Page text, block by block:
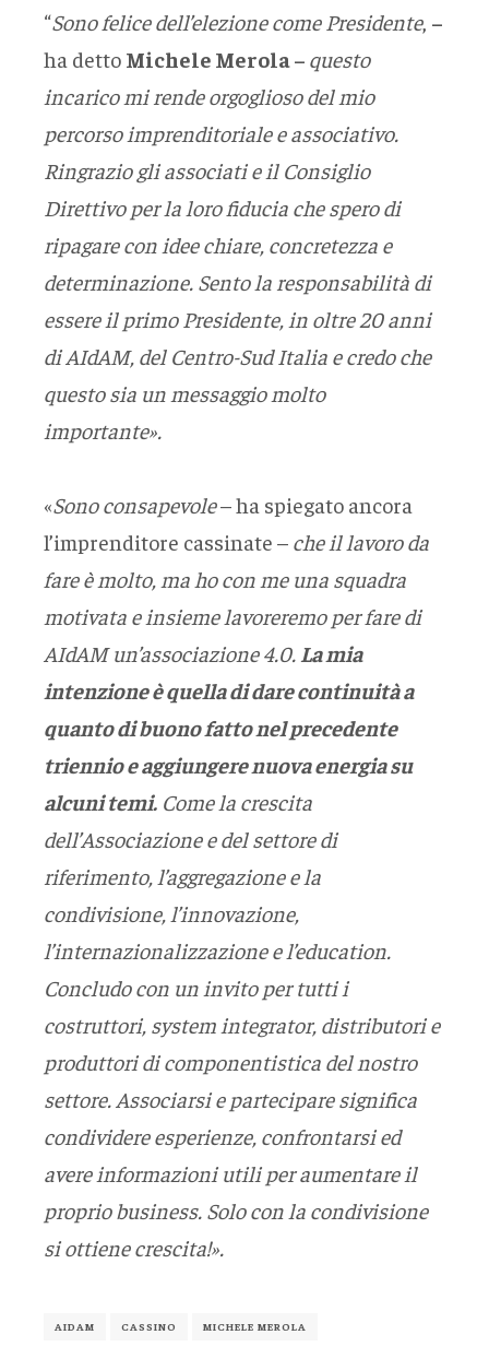
“Sono felice dell’elezione come Presidente, –
ha detto Michele Merola – questo
incarico mi rende orgoglioso del mio
percorso imprenditoriale e associativo.
Ringrazio gli associati e il Consiglio
Direttivo per la loro fiducia che spero di
ripagare con idee chiare, concretezza e
determinazione. Sento la responsabilità di
essere il primo Presidente, in oltre 20 anni
di AIdAM, del Centro-Sud Italia e credo che
questo sia un messaggio molto
importante».
«Sono consapevole– ha spiegato ancora
l’imprenditore cassinate – che il lavoro da
fare è molto, ma ho con me una squadra
motivata e insieme lavoreremo per fare di
AIdAM un’associazione 4.0. La mia
intenzione è quella di dare continuità a
quanto di buono fatto nel precedente
triennio e aggiungere nuova energia su
alcuni temi. Come la crescita
dell’Associazione e del settore di
riferimento, l’aggregazione e la
condivisione, l’innovazione,
l’internazionalizzazione e l’education.
Concludo con un invito per tutti i
costruttori, system integrator, distributori e
produttori di componentistica del nostro
settore. Associarsi e partecipare significa
condividere esperienze, confrontarsi ed
avere informazioni utili per aumentare il
proprio business. Solo con la condivisione
si ottiene crescita!».
AIDAM CASSINO MICHELE MEROLA